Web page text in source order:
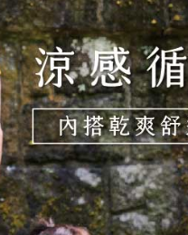
１．透過由恩沛科技
交易，需依本服務之
求債權轉讓予恩沛科
２．關於個人資料處
https://aftee.tw/
３．未成年的使用者
「AFTEE先享後付」
任。
４．使用「AFTEE先
即時審查核予不同之
結果請求用戶進行身
５．嚴禁一人註冊多
形，恩沛科技股份有
動。
每筆NT$100，滿
順豐